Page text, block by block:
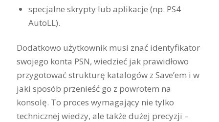
specjalne skrypty lub aplikacje (np. PS4
AutoLL).
Dodatkowo użytkownik musi znać identyfikator
swojego konta PSN, wiedzieć jak prawidłowo
przygotować strukturę katalogów z Save’em i w
jaki sposób przenieść go z powrotem na
konsolę. To proces wymagający nie tylko
technicznej wiedzy, ale także dużej precyzji –